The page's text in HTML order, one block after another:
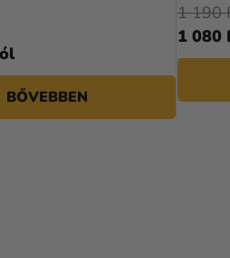
BŐVEBBEN
1 080
1 190